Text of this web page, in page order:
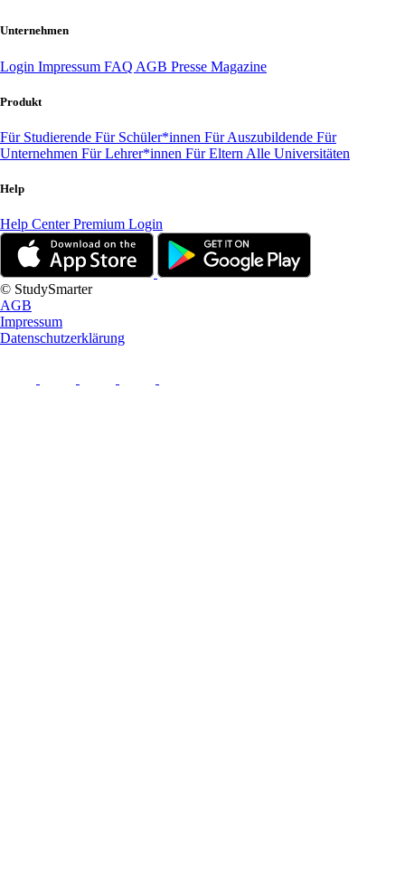
Unternehmen
Login Impressum FAQ AGB Presse Magazine
Produkt
Für Studierende Für Schüler*innen Für Auszubildende Für
Unternehmen Für Lehrer*innen Für Eltern Alle Universitäten
Help
Help CenterPremium Login
© StudySmarter
AGB
Impressum
Datenschutzerklärung